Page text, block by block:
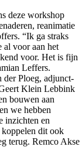
deze workshop
reanimatie
“Ik ga straks
al voor aan het
voor. Het is fijn
Leffers.
der Ploeg, adjunct-
Klein Lebbink
bouwen aan
we hebben
inzichten en
koppelen dit ook
terug. Remco Akse